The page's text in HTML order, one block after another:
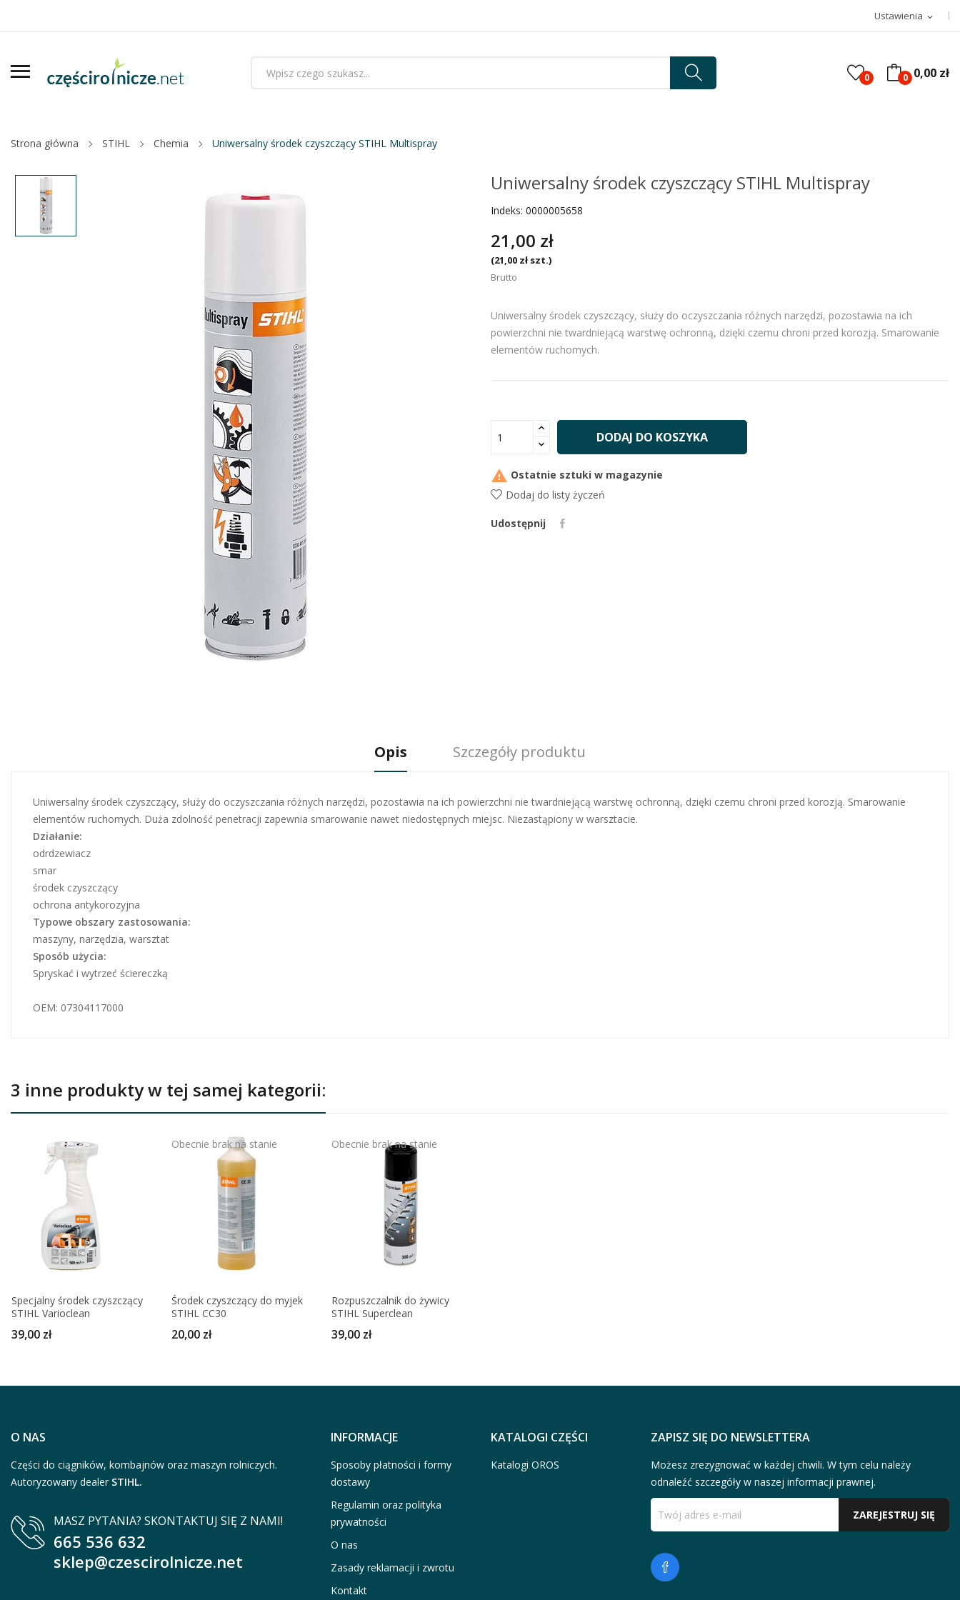
Ustawienia expand_more
0 0,00 zł
0
Strona główna STIHL Chemia Uniwersalny środek czyszczący STIHL Multispray
Uniwersalny środek czyszczący STIHL Multispray
Indeks: 0000005658
21,00 zł
(21,00 zł szt.)
Brutto
Uniwersalny środek czyszczący, służy do oczyszczania różnych narzędzi, pozostawia na ich
powierzchni nie twardniejącą warstwę ochronną, dzięki czemu chroni przed korozją. Smarowanie
elementów ruchomych.
DODAJ DO KOSZYKA
 Ostatnie sztuki w magazynie
Dodaj do listy życzeń
Udostępnij
Opis Szczegóły produktu
Uniwersalny środek czyszczący, służy do oczyszczania różnych narzędzi, pozostawia na ich powierzchni nie twardniejącą warstwę ochronną, dzięki czemu chroni przed korozją. Smarowanie
elementów ruchomych. Duża zdolność penetracji zapewnia smarowanie nawet niedostępnych miejsc. Niezastąpiony w warsztacie.
Działanie:
odrdzewiacz
smar
środek czyszczący
ochrona antykorozyjna
Typowe obszary zastosowania:
maszyny, narzędzia, warsztat
Sposób użycia:
Spryskać i wytrzeć ściereczką
OEM: 07304117000
3 inne produkty w tej samej kategorii:
Specjalny środek czyszczący
STIHL Varioclean
39,00 zł
Obecnie brak na stanie
Środek czyszczący do myjek
STIHL CC30
20,00 zł
Obecnie brak na stanie
Rozpuszczalnik do żywicy
STIHL Superclean
39,00 zł
O NAS
Części do ciągników, kombajnów oraz maszyn rolniczych.
Autoryzowany dealer STIHL.
MASZ PYTANIA? SKONTAKTUJ SIĘ Z NAMI!
665 536 632
sklep@czescirolnicze.net
INFORMACJE
Sposoby płatności i formy
dostawy
Regulamin oraz polityka
prywatności
O nas
Zasady reklamacji i zwrotu
Kontakt
KATALOGI CZĘŚCI
Katalogi OROS
ZAPISZ SIĘ DO NEWSLETTERA
Możesz zrezygnować w każdej chwili. W tym celu należy
odnaleźć szczegóły w naszej informacji prawnej.